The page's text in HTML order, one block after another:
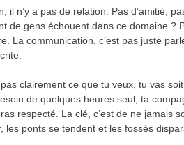
n’y a pas de relation. Pas d’amitié,
de gens échouent dans ce domaine ?
La communication, c’est pas juste
clairement ce que tu veux, tu vas
de quelques heures seul, ta
respecté. La clé, c’est de ne jamais
ponts se tendent et les fossés